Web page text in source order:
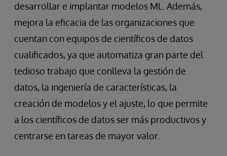
desarrollar e implantar modelos ML. Además,
mejora la eficacia de las organizaciones que
cuentan con equipos de científicos de datos
cualificados, ya que automatiza gran parte del
tedioso trabajo que conlleva la gestión de
datos, la ingeniería de características, la
creación de modelos y el ajuste, lo que permite
a los científicos de datos ser más productivos y
centrarse en tareas de mayor valor.